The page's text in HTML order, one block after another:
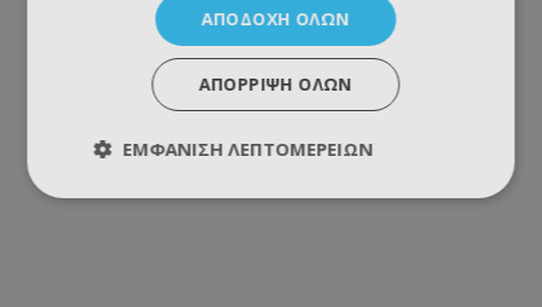
ΑΠΟΔΟΧΉ ΌΛΩΝ
ΑΠΌΡΡΙΨΗ ΌΛΩΝ
ΕΜΦΆΝΙΣΗ ΛΕΠΤΟΜΕΡΕΙΏΝ